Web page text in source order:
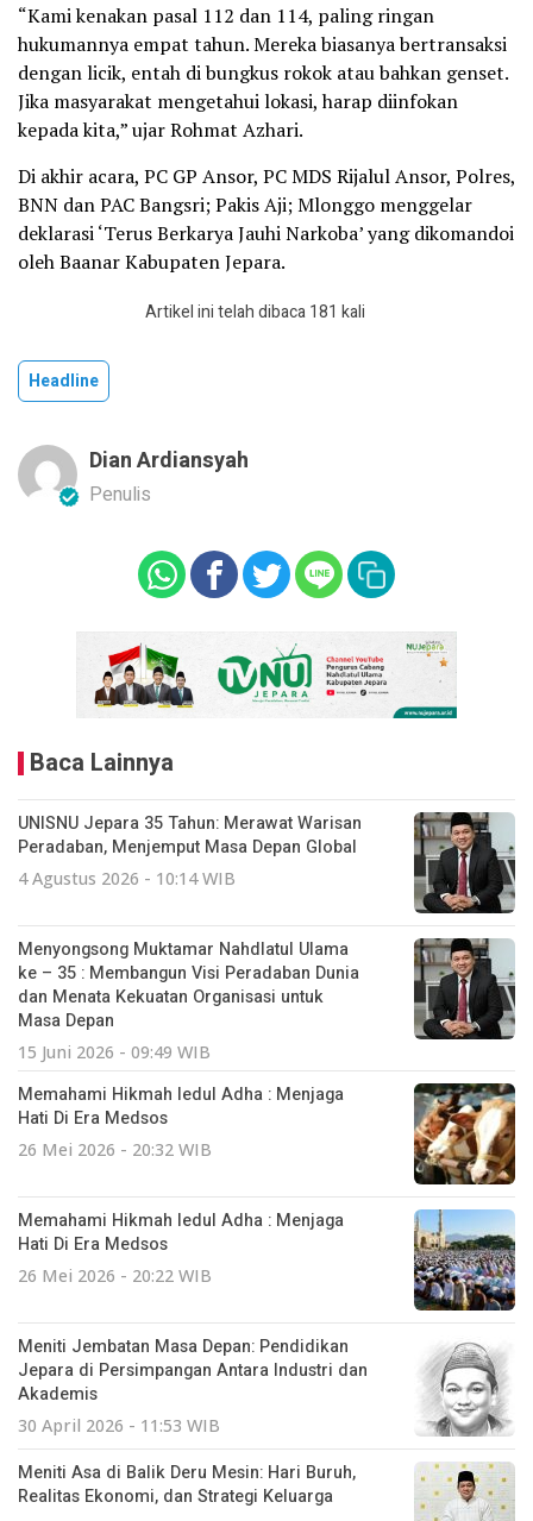
“Kami kenakan pasal 112 dan 114, paling ringan
hukumannya empat tahun. Mereka biasanya bertransaksi
dengan licik, entah di bungkus rokok atau bahkan genset.
Jika masyarakat mengetahui lokasi, harap diinfokan
kepada kita,” ujar Rohmat Azhari.
Di akhir acara, PC GP Ansor, PC MDS Rijalul Ansor, Polres,
BNN dan PAC Bangsri; Pakis Aji; Mlonggo menggelar
deklarasi ‘Terus Berkarya Jauhi Narkoba’ yang dikomandoi
oleh Baanar Kabupaten Jepara.
Artikel ini telah dibaca 181 kali
Headline
Dian Ardiansyah
Penulis
Baca Lainnya
UNISNU Jepara 35 Tahun: Merawat Warisan
Peradaban, Menjemput Masa Depan Global
4 Agustus 2026 - 10:14 WIB
Menyongsong Muktamar Nahdlatul Ulama
ke – 35 : Membangun Visi Peradaban Dunia
dan Menata Kekuatan Organisasi untuk
Masa Depan
15 Juni 2026 - 09:49 WIB
Memahami Hikmah Iedul Adha : Menjaga
Hati Di Era Medsos
26 Mei 2026 - 20:32 WIB
Memahami Hikmah Iedul Adha : Menjaga
Hati Di Era Medsos
26 Mei 2026 - 20:22 WIB
Meniti Jembatan Masa Depan: Pendidikan
Jepara di Persimpangan Antara Industri dan
Akademis
30 April 2026 - 11:53 WIB
Meniti Asa di Balik Deru Mesin: Hari Buruh,
Realitas Ekonomi, dan Strategi Keluarga